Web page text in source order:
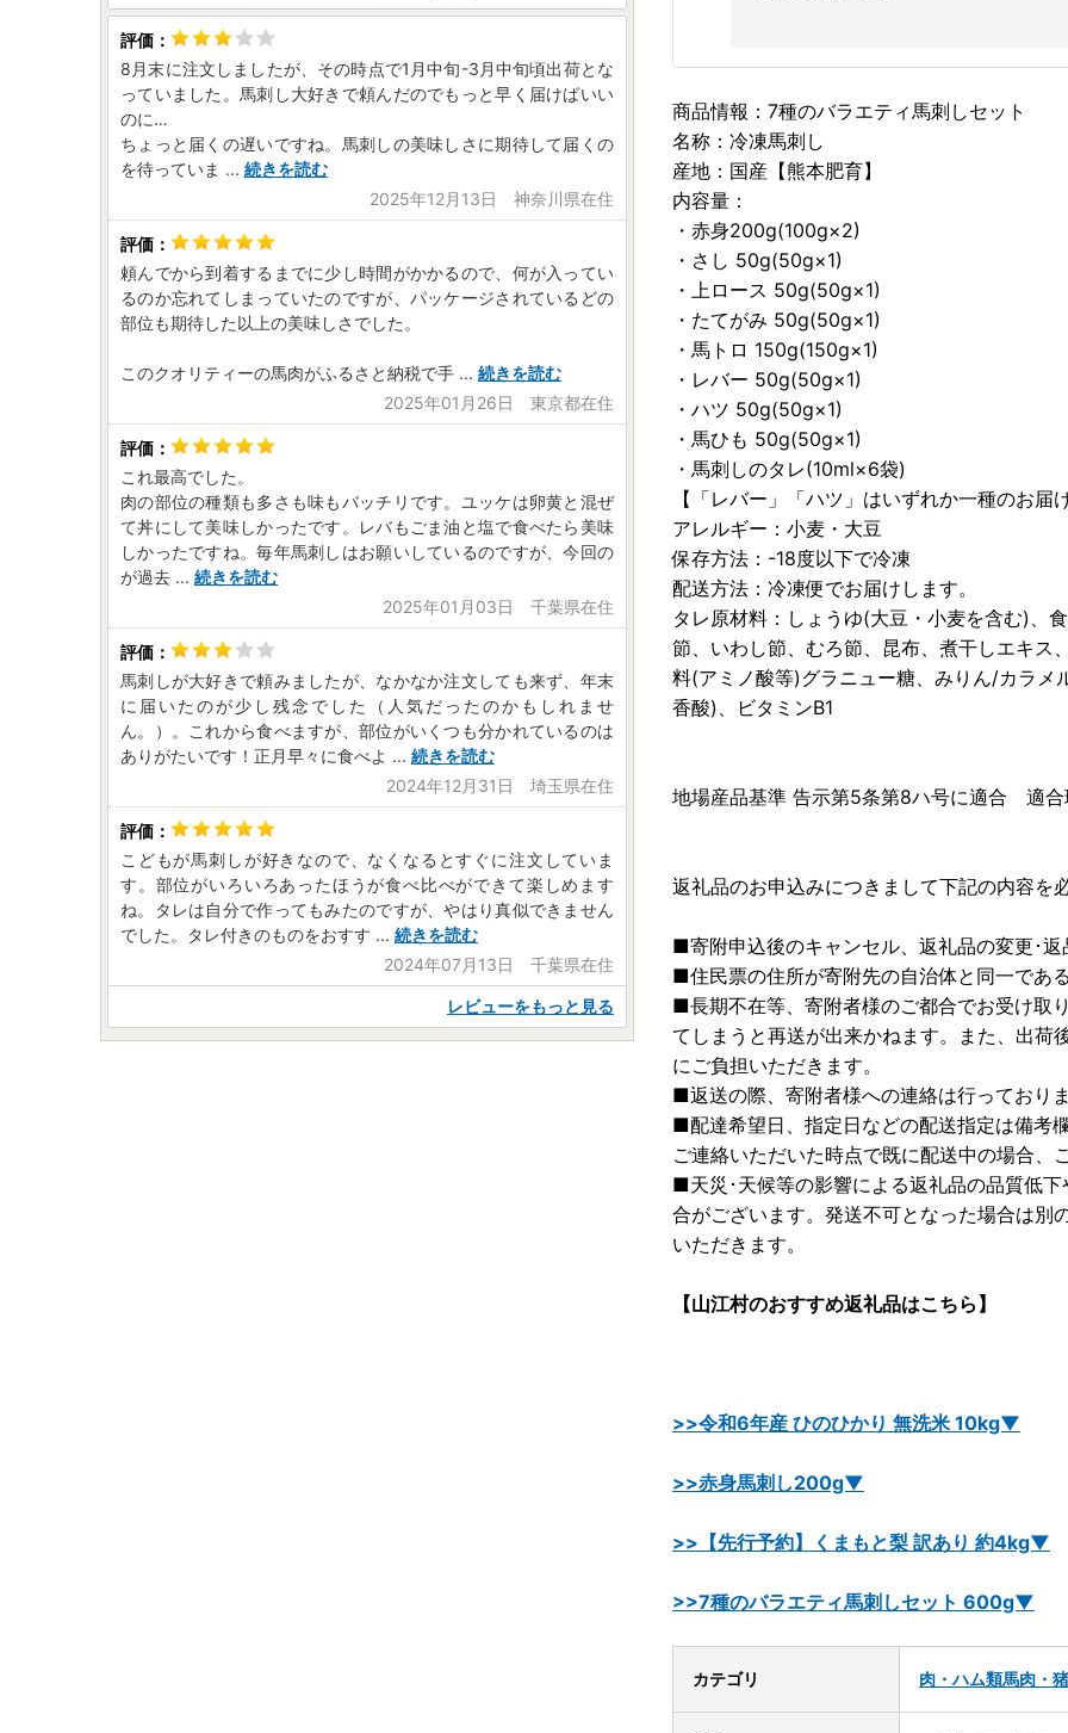
商品情報：7種のバラエティ馬刺しセット
名称：冷凍馬刺し
産地：国産【熊本肥育】
内容量：
・赤身200g(100g×2)
・さし 50g(50g×1)
・上ロース 50g(50g×1)
・たてがみ 50g(50g×1)
・馬トロ 150g(150g×1)
・レバー 50g(50g×1)
・ハツ 50g(50g×1)
・馬ひも 50g(50g×1)
・馬刺しのタレ(10ml×6袋)
【「レバー」「ハツ」はいずれか一種のお届
アレルギー：小麦・大豆
保存方法：-18度以下で冷凍
配送方法：冷凍便でお届けします。
タレ原材料：しょうゆ(大豆・小麦を含む)、
節、いわし節、むろ節、昆布、煮干しエキス
料(アミノ酸等)グラニュー糖、みりん/カラメ
香酸)、ビタミンB1
地場産品基準 告示第5条第8ハ号に適合 適
返礼品のお申込みにつきまして下記の内容を
■寄附申込後のキャンセル、返礼品の変更･返
■住民票の住所が寄附先の自治体と同一であ
■長期不在等、寄附者様のご都合でお受け取
てしまうと再送が出来かねます。また、出荷
にご負担いただきます。
■返送の際、寄附者様への連絡は行っておりま
■配達希望日、指定日などの配送指定は備考
ご連絡いただいた時点で既に配送中の場合、
■天災･天候等の影響による返礼品の品質低
合がございます。発送不可となった場合は別
いただきます。
【山江村のおすすめ返礼品はこちら】
>>令和6年産 ひのひかり 無洗米 10kg▼
>>赤身馬刺し200g▼
>>【先行予約】くまもと梨 訳あり 約4kg▼
>>7種のバラエティ馬刺しセット 600g▼
カテゴリ 肉・ハム類馬肉・
8月末に注文しましたが、その時点で1月中旬-3月中旬頃出荷とな
っていました。馬刺し大好きで頼んだのでもっと早く届けばいい
のに…
ちょっと届くの遅いですね。馬刺しの美味しさに期待して届くの
を待っていま ... 続きを読む
2025年12月13日 神奈川県在住
頼んでから到着するまでに少し時間がかかるので、何が入ってい
るのか忘れてしまっていたのですが、パッケージされているどの
部位も期待した以上の美味しさでした。
このクオリティーの馬肉がふるさと納税で手 ... 続きを読む
2025年01月26日 東京都在住
これ最高でした。
肉の部位の種類も多さも味もバッチリです。ユッケは卵黄と混ぜ
て丼にして美味しかったです。レバもごま油と塩で食べたら美味
しかったですね。毎年馬刺しはお願いしているのですが、今回の
が過去 ... 続きを読む
2025年01月03日 千葉県在住
馬刺しが大好きで頼みましたが、なかなか注文しても来ず、年末
に届いたのが少し残念でした（人気だったのかもしれませ
ん。）。これから食べますが、部位がいくつも分かれているのは
ありがたいです！正月早々に食べよ ... 続きを読む
2024年12月31日 埼玉県在住
こどもが馬刺しが好きなので、なくなるとすぐに注文していま
す。部位がいろいろあったほうが食べ比べができて楽しめます
ね。タレは自分で作ってもみたのですが、やはり真似できません
でした。タレ付きのものをおすす ... 続きを読む
2024年07月13日 千葉県在住
レビューをもっと見る